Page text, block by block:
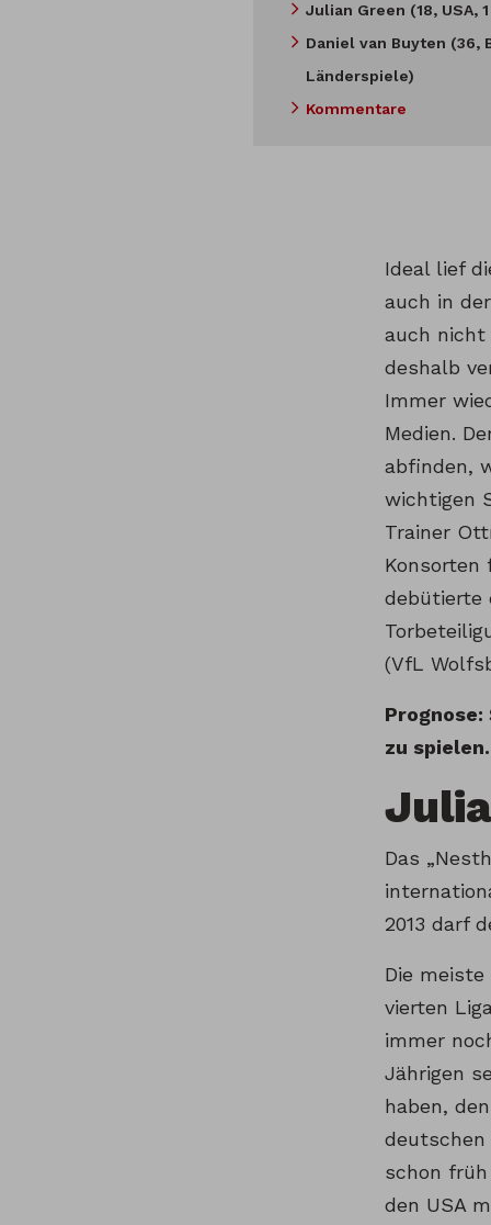
Julian Green (18, USA,
Daniel van Buyten (36,
Länderspiele)
Kommentare
Ideal lief
auch in
auch nicht
deshalb
Immer
Medien.
abfinden,
wichtigen
Trainer
Konsorten
debütierte
(VfL
zu
Das
2013 darf
Die
vierten
immer
Jährigen
haben,
deutschen
schon
den USA